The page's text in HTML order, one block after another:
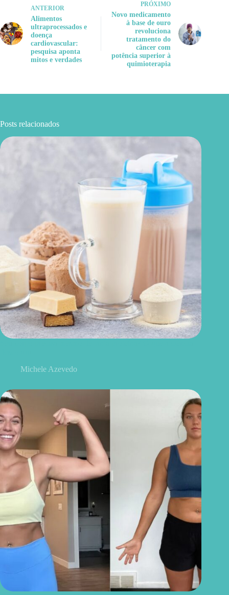
ANTERIOR
Alimentos
ultraprocessados e
doença
cardiovascular:
pesquisa aponta
mitos e verdades
PRÓXIMO
Novo medicamento
à base de ouro
revoluciona
tratamento do
câncer com
potência superior à
quimioterapia
Posts relacionados
Michele Azevedo